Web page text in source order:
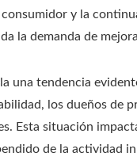
y la
la demanda de
una tendencia
los dueños de
Esta situación
de la actividad